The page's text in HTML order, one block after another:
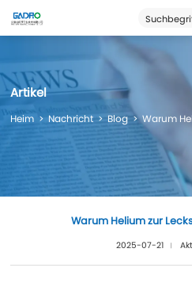
Artikel
Heim Nachricht Blog Warum
Warum Helium zur
2025-07-21